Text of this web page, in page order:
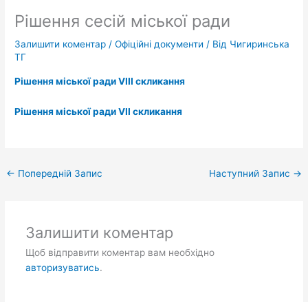
Рішення сесій міської ради
Залишити коментар /Офіційні документи / Від Чигиринська
ТГ
Рішення міської ради VІІІ скликання
Рішення міської ради VІІ скликання
← Попередній Запис Наступний Запис →
Залишити коментар
Щоб відправити коментар вам необхідно
авторизуватись.